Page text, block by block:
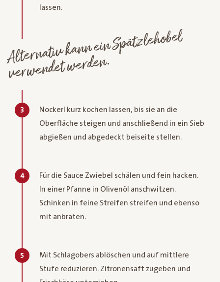
lassen.
Alternativ kann ein Spätzlehobel
ver
wendet
werden.
3
Nockerl kurz kochen lassen, bis sie an die
Oberfläche steigen und anschließend in ein Sieb
abgießen und abgedeckt beiseite stellen.
4
Für die Sauce Zwiebel schälen und fein hacken.
In einer Pfanne in Olivenöl anschwitzen.
Schinken in feine Streifen streifen und ebenso
mit anbraten.
5
Mit Schlagobers ablöschen und auf mittlere
Stufe reduzieren. Zitronensaft zugeben und